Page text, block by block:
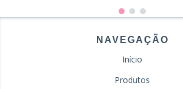
NAVEGAÇÃO
Início
Produtos